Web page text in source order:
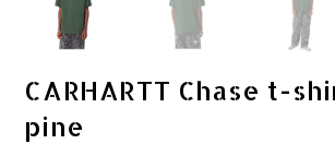
CARHARTT Chase t-
pine